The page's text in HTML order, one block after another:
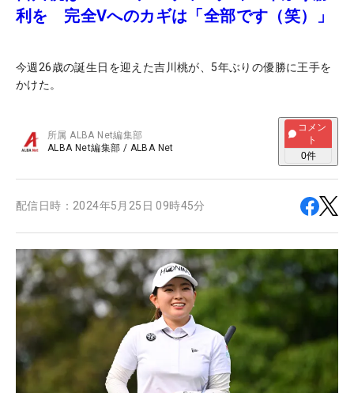
利を 完全Vへのカギは「全部です（笑）」
今週26歳の誕生日を迎えた吉川桃が、5年ぶりの優勝に王手を
かけた。
所属ALBA Net編集部
ALBA Net編集部 / ALBA Net
コメン
ト
0件
配信日時： 2024年5月25日 09時45分